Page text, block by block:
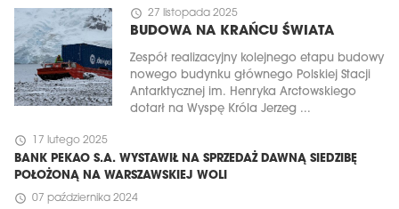
schedule 27 listopada 2025
BUDOWA NA KRAŃCU ŚWIATA
Zespół realizacyjny kolejnego etapu budowy
nowego budynku głównego Polskiej Stacji
Antarktycznej im. Henryka Arctowskiego
dotarł na Wyspę Króla Jerzeg ...
schedule 17 lutego 2025
BANK PEKAO S.A. WYSTAWIŁ NA SPRZEDAŻ DAWNĄ SIEDZIBĘ
POŁOŻONĄ NA WARSZAWSKIEJ WOLI
schedule 07 października 2024